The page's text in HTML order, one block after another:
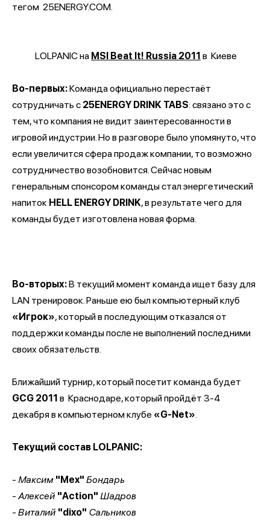
тегом 25ENERGY.COM.
LOLPANIC на MSI Beat It! Russia 2011 в Киеве
Во-первых:Команда официально перестаёт
сотрудничать с 25ENERGY DRINK TABS: связано это с
тем, что компания не видит заинтересованности в
игровой индустрии. Но в разговоре было упомянуто, что
если увеличится сфера продаж компании, то возможно
сотрудничество возобновится. Сейчас новым
генеральным спонсором команды стал энергетический
напиток HELL ENERGY DRINK, в результате чего для
команды будет изготовлена новая форма.
Во-вторых:В текущий момент команда ищет базу для
LAN тренировок. Раньше ею был компьютерный клуб
«Игрок», который в последующим отказался от
поддержки команды после не выполнений последними
своих обязательств.
Ближайший турнир, который посетит команда будет
GCG 2011 в Краснодаре, который пройдёт 3-4
декабря в компьютерном клубе «G-Net»
Текущий состав LOLPANIC:
- Максим "Mex" Бондарь
- Алексей "Action" Шадров
- Виталий "dixo" Сальников